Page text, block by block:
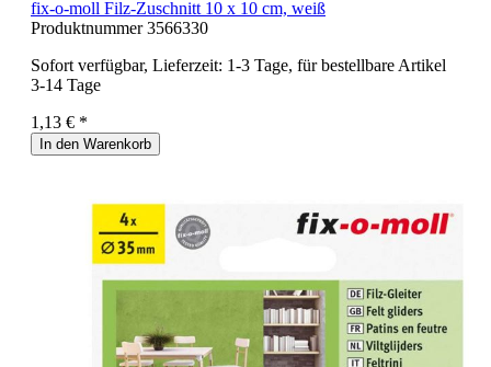
fix-o-moll Filz-Zuschnitt 10 x 10 cm, weiß
Produktnummer3566330
Sofort verfügbar, Lieferzeit: 1-3 Tage, für bestellbare Artikel
3-14 Tage
1,13 € *
In den Warenkorb